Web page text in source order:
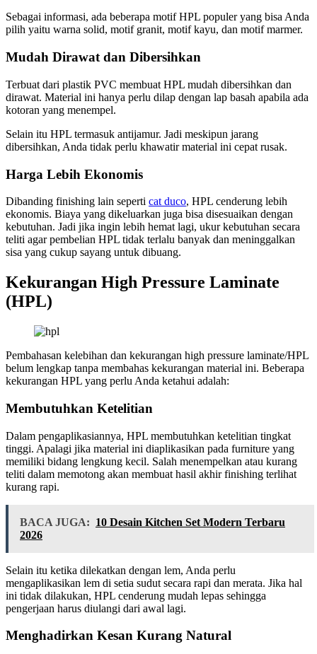
Sebagai informasi, ada beberapa motif HPL populer yang bisa Anda
pilih yaitu warna solid, motif granit, motif kayu, dan motif marmer.
Mudah Dirawat dan Dibersihkan
Terbuat dari plastik PVC membuat HPL mudah dibersihkan dan
dirawat. Material ini hanya perlu dilap dengan lap basah apabila ada
kotoran yang menempel.
Selain itu HPL termasuk antijamur. Jadi meskipun jarang
dibersihkan, Anda tidak perlu khawatir material ini cepat rusak.
Harga Lebih Ekonomis
Dibanding finishing lain seperti cat duco, HPL cenderung lebih
ekonomis. Biaya yang dikeluarkan juga bisa disesuaikan dengan
kebutuhan. Jadi jika ingin lebih hemat lagi, ukur kebutuhan secara
teliti agar pembelian HPL tidak terlalu banyak dan meninggalkan
sisa yang cukup sayang untuk dibuang.
Kekurangan High Pressure Laminate
(HPL)
Pembahasan kelebihan dan kekurangan high pressure laminate/HPL
belum lengkap tanpa membahas kekurangan material ini. Beberapa
kekurangan HPL yang perlu Anda ketahui adalah:
Membutuhkan Ketelitian
Dalam pengaplikasiannya, HPL membutuhkan ketelitian tingkat
tinggi. Apalagi jika material ini diaplikasikan pada furniture yang
memiliki bidang lengkung kecil. Salah menempelkan atau kurang
teliti dalam memotong akan membuat hasil akhir finishing terlihat
kurang rapi.
BACA JUGA: 10 Desain Kitchen Set Modern Terbaru
2026
Selain itu ketika dilekatkan dengan lem, Anda perlu
mengaplikasikan lem di setia sudut secara rapi dan merata. Jika hal
ini tidak dilakukan, HPL cenderung mudah lepas sehingga
pengerjaan harus diulangi dari awal lagi.
Menghadirkan Kesan Kurang Natural